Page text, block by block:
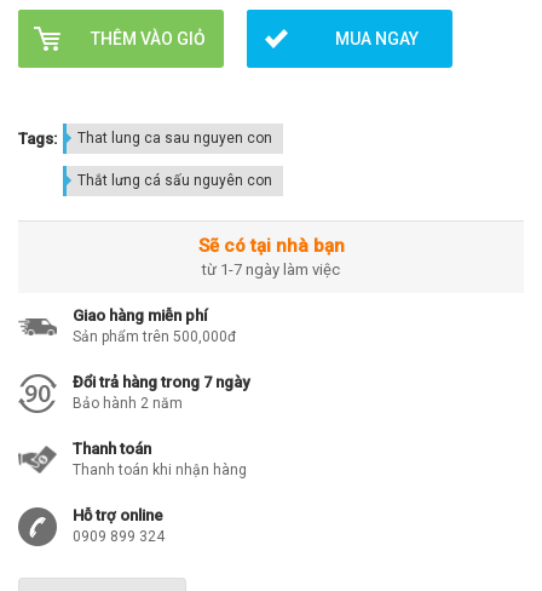
THÊM VÀO GIỎ MUA NGAY
Tags: That lung ca sau nguyen con
Thắt lưng cá sấu nguyên con
Sẽ có tại nhà bạn
từ 1-7 ngày làm việc
Giao hàng miễn phí
Sản phẩm trên 500,000đ
Đổi trả hàng trong 7 ngày
Bảo hành 2 năm
Thanh toán
Thanh toán khi nhận hàng
Hỗ trợ online
0909 899 324